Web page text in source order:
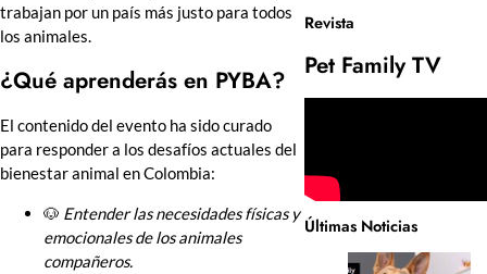
trabajan por un país más justo para todos
los animales.
¿Qué aprenderás en PYBA?
El contenido del evento ha sido curado
para responder a los desafíos actuales del
bienestar animal en Colombia:
🐶 Entender las necesidades físicas y
emocionales de los animales
compañeros.
Revista
Pet Family TV
Últimas Noticias